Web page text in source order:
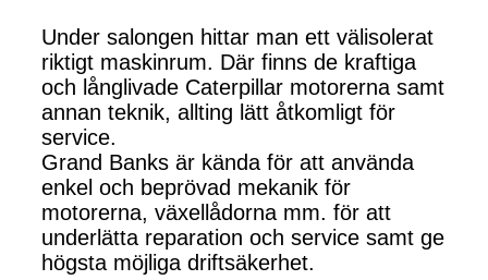
Under salongen hittar man ett välisolerat
riktigt maskinrum. Där finns de kraftiga
och långlivade Caterpillar motorerna samt
annan teknik, allting lätt åtkomligt för
service.
Grand Banks är kända för att använda
enkel och beprövad mekanik för
motorerna, växellådorna mm. för att
underlätta reparation och service samt ge
högsta möjliga driftsäkerhet.